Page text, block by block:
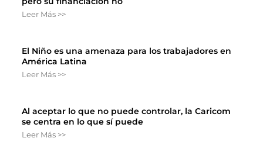
Leer Más >>
El Niño es una amenaza para los trabajadores en
América Latina
Leer Más >>
Al aceptar lo que no puede controlar, la Caricom
se centra en lo que sí puede
Leer Más >>